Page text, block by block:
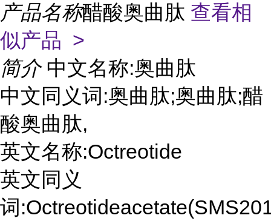
产品名称醋酸奥曲肽 查看相
似产品 >
简介 中文名称:奥曲肽
中文同义词:奥曲肽;奥曲肽;醋
酸奥曲肽,
英文名称:Octreotide
英文同义
词